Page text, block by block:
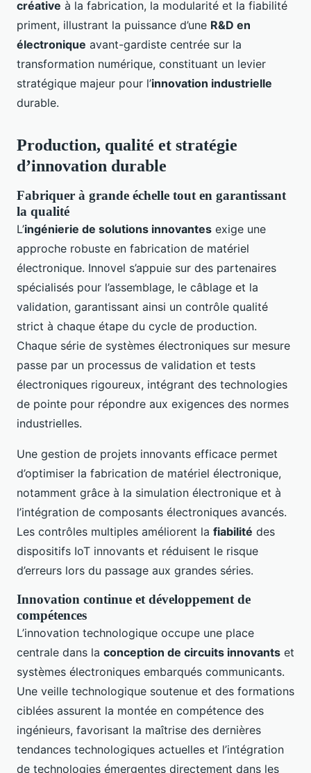
créative à la fabrication, la modularité et la fiabilité
priment, illustrant la puissance d’une R&D en
électronique avant-gardiste centrée sur la
transformation numérique, constituant un levier
stratégique majeur pour l’innovation industrielle
durable.
Production, qualité et stratégie
d’innovation durable
Fabriquer à grande échelle tout en garantissant
la qualité
L’ingénierie de solutions innovantes exige une
approche robuste en fabrication de matériel
électronique. Innovel s’appuie sur des partenaires
spécialisés pour l’assemblage, le câblage et la
validation, garantissant ainsi un contrôle qualité
strict à chaque étape du cycle de production.
Chaque série de systèmes électroniques sur mesure
passe par un processus de validation et tests
électroniques rigoureux, intégrant des technologies
de pointe pour répondre aux exigences des normes
industrielles.
Une gestion de projets innovants efficace permet
d’optimiser la fabrication de matériel électronique,
notamment grâce à la simulation électronique et à
l’intégration de composants électroniques avancés.
Les contrôles multiples améliorent la fiabilité des
dispositifs IoT innovants et réduisent le risque
d’erreurs lors du passage aux grandes séries.
Innovation continue et développement de
compétences
L’innovation technologique occupe une place
centrale dans la conception de circuits innovants et
systèmes électroniques embarqués communicants.
Une veille technologique soutenue et des formations
ciblées assurent la montée en compétence des
ingénieurs, favorisant la maîtrise des dernières
tendances technologiques actuelles et l’intégration
de technologies émergentes directement dans les